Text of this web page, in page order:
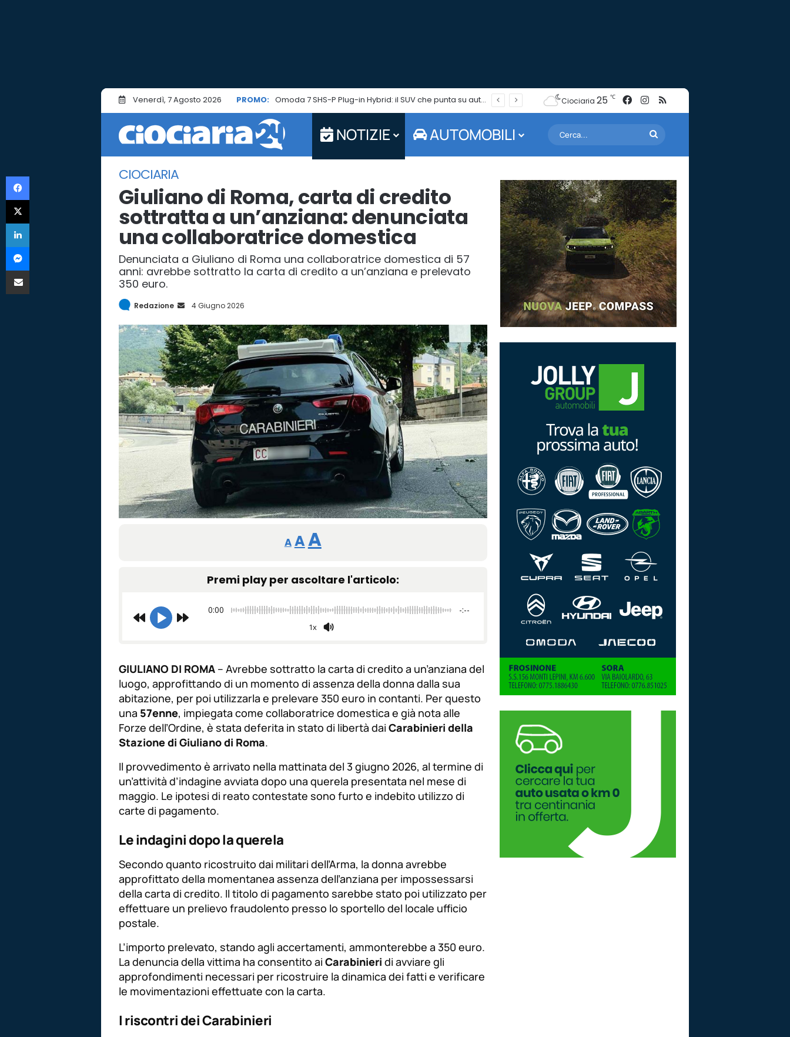
Venerdì, 7 Agosto 2026 PROMO: Omoda 7 SHS-P Plug-in Hybrid: il SUV che punta su autonomia ed efficienza è in promo per tutto agosto Ciociaria 25 ℃ FacebookInstagram
RSS
NOTIZIE AUTOMOBILI
CIOCIARIA
Giuliano di Roma, carta di credito
sottratta a un’anziana: denunciata
una collaboratrice domestica
Denunciata a Giuliano di Roma una collaboratrice domestica di 57
anni: avrebbe sottratto la carta di credito a un’anziana e prelevato
350 euro.
Redazione
v
i
a
E
m
a
i
l
4 Giugno 2026
A
Reducir
tamaño
fuente.
A Restablecer
de
fuente
AAumentar
tamaño
de
fuente.
Premi play per ascoltare l'articolo:
0:00 -:--
1x
GIULIANO DI ROMA – Avrebbe sottratto la carta di credito a un’anziana del
luogo, approfittando di un momento di assenza della donna dalla sua
abitazione, per poi utilizzarla e prelevare 350 euro in contanti. Per questo
una 57enne, impiegata come collaboratrice domestica e già nota alle
Forze dell’Ordine, è stata deferita in stato di libertà dai Carabinieri della
Stazione di Giuliano di Roma.
Il provvedimento è arrivato nella mattinata del 3 giugno 2026, al termine di
un’attività d’indagine avviata dopo una querela presentata nel mese di
maggio. Le ipotesi di reato contestate sono furto e indebito utilizzo di
carte di pagamento.
Le indagini dopo la querela
Secondo quanto ricostruito dai militari dell’Arma, la donna avrebbe
approfittato della momentanea assenza dell’anziana per impossessarsi
della carta di credito. Il titolo di pagamento sarebbe stato poi utilizzato per
effettuare un prelievo fraudolento presso lo sportello del locale ufficio
postale.
L’importo prelevato, stando agli accertamenti, ammonterebbe a 350 euro.
La denuncia della vittima ha consentito ai Carabinieri di avviare gli
approfondimenti necessari per ricostruire la dinamica dei fatti e verificare
le movimentazioni effettuate con la carta.
I riscontri dei Carabinieri